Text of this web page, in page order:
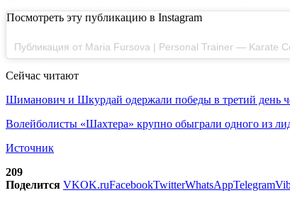
Посмотреть эту публикацию в Instagram
Публикация от Maria Fursova | Personal Trainer — Karate
Сейчас читают
Шиманович и Шкурдай одержали победы в третий день
Волейболисты «Шахтера» крупно обыграли одного из
Источник
209
Поделится VKOK.ruFacebookTwitterWhatsAppTelegram